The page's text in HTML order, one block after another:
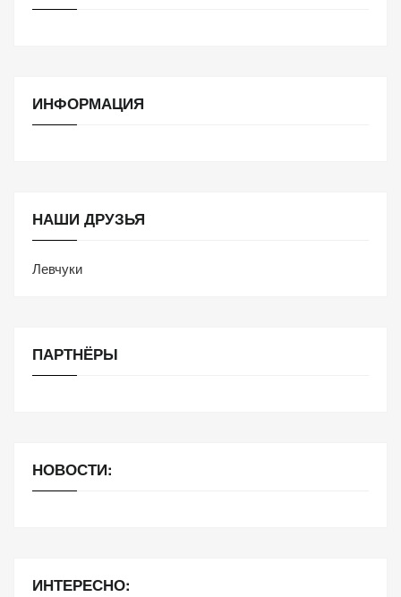
ИНФОРМАЦИЯ
НАШИ ДРУЗЬЯ
Левчуки
ПАРТНЁРЫ
НОВОСТИ:
ИНТЕРЕСНО: